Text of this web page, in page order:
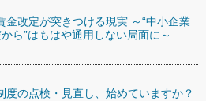
改定が突きつける現実 ～“中小企業
から”はもはや通用しない局面に～
の点検・見直し、始めていますか？